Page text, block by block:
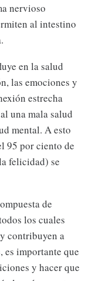
nervioso
al intestino
en la salud
las emociones y
estrecha
una mala salud
mental. A esto
95 por ciento de
felicidad) se
de
los cuales
contribuyen a
es importante que
y hacer que